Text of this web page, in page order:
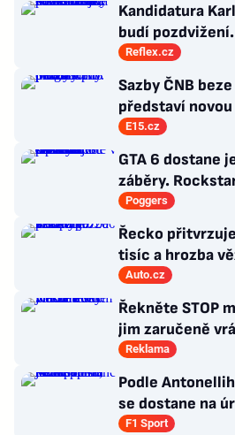
Kandidatura
budí
kritizuje,
Reflex.cz
Sazby ČNB
představí
pro pauzu
E15.cz
GTA 6 dostane
záběry.
očekávanou
Poggers
Řecko
tisíc a hrozba
Auto.cz
Řekněte STOP
jim zaručeně
Reklama
Podle
se dostane na
Verstappena
F1 Sport